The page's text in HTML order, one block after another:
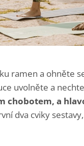
ramen a ohněte
uvolněte a
chobotem, a
dva cviky